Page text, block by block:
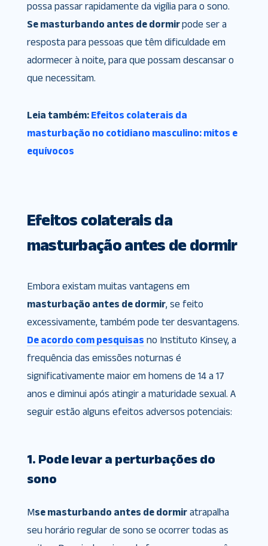
possa passar rapidamente da vigília para o sono.
Se masturbando antes de dormirpode ser a
resposta para pessoas que têm dificuldade em
adormecer à noite, para que possam descansar o
que necessitam.
Leia também: Efeitos colaterais da
masturbação no cotidiano masculino: mitos e
equívocos
Efeitos colaterais da
masturbação antes de dormir
Embora existam muitas vantagens em
masturbação antes de dormir, se feito
excessivamente, também pode ter desvantagens.
De acordo com pesquisas no Instituto Kinsey, a
frequência das emissões noturnas é
significativamente maior em homens de 14 a 17
anos e diminui após atingir a maturidade sexual. A
seguir estão alguns efeitos adversos potenciais:
1. Pode levar a perturbações do
sono
Mse masturbando antes de dormiratrapalha
seu horário regular de sono se ocorrer todas as